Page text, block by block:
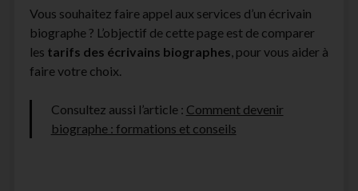
Auto-édition
Maisons d’édition
Actualités
A propos
Vous souhaitez faire appel aux services d’un écrivain
biographe ? L’objectif de cette page est de comparer
les tarifs des écrivains biographes, pour vous aider à
faire votre choix.
Consultez aussi l’article : Comment devenir
biographe : formations et conseils